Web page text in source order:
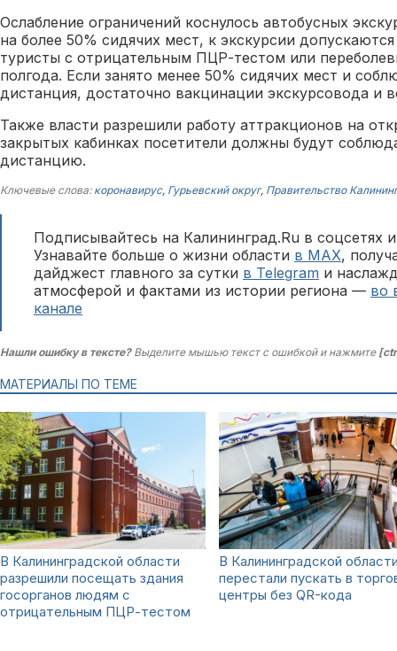
Ослабление ограничений коснулось автобусных
на более 50% сидячих мест, к экскурсии
туристы с отрицательным ПЦР-тестом или
полгода. Если занято менее 50% сидячих мест и
дистанция, достаточно вакцинации экскурсовода и
Также власти разрешили работу аттракционов на
закрытых кабинках посетители должны будут
дистанцию.
Ключевые слова: коронавирус, Гурьевский округ, Правительство
Подписывайтесь на Калининград.Ru в соцсетях
Узнавайте больше о жизни области в MAX,
дайджест главного за сутки в Telegram и
атмосферой и фактами из истории региона — во
канале
Нашли ошибку в тексте?Выделите мышью текст с ошибкой и нажмите
МАТЕРИАЛЫ ПО ТЕМЕ
В Калининградской области
разрешили посещать здания
госорганов людям с
отрицательным ПЦР-тестом
В Калининградской
перестали пускать в
центры без QR-кода